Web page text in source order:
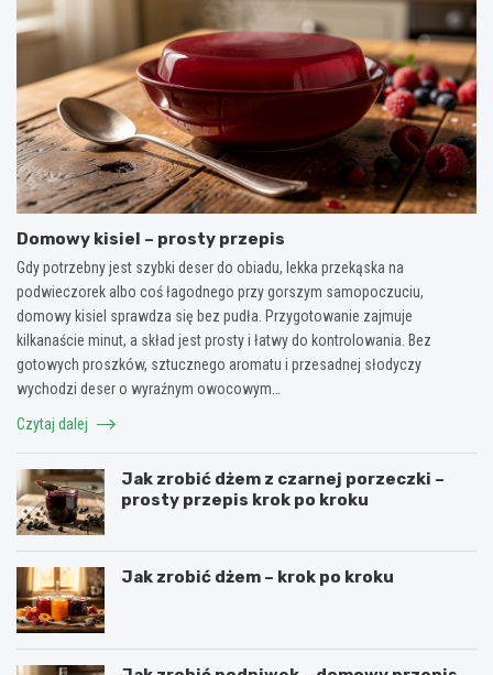
Domowy kisiel – prosty przepis
Gdy potrzebny jest szybki deser do obiadu, lekka przekąska na
podwieczorek albo coś łagodnego przy gorszym samopoczuciu,
domowy kisiel sprawdza się bez pudła. Przygotowanie zajmuje
kilkanaście minut, a skład jest prosty i łatwy do kontrolowania. Bez
gotowych proszków, sztucznego aromatu i przesadnej słodyczy
wychodzi deser o wyraźnym owocowym…
Czytaj dalej
Jak zrobić dżem z czarnej porzeczki –
prosty przepis krok po kroku
Jak zrobić dżem – krok po kroku